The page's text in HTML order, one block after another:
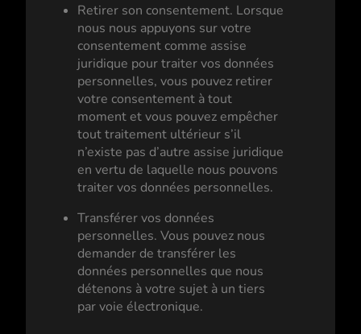
Retirer son consentement. Lorsque
nous nous appuyons sur votre
consentement comme assise
juridique pour traiter vos données
personnelles, vous pouvez retirer
votre consentement à tout
moment et vous pouvez empêcher
tout traitement ultérieur s’il
n’existe pas d’autre assise juridique
en vertu de laquelle nous pouvons
traiter vos données personnelles.
Transférer vos données
personnelles. Vous pouvez nous
demander de transférer les
données personnelles que nous
détenons à votre sujet à un tiers
par voie électronique.